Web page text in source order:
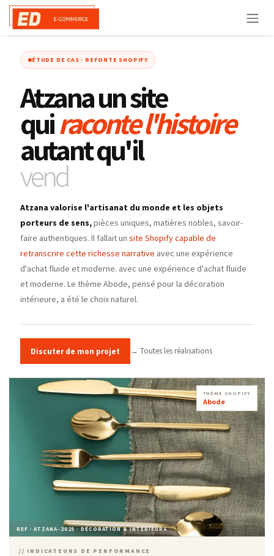
Se rendre au contenu
ÉTUDE DE CAS · REFONTE SHOPIFY
Atzana un site
quiraconte l'histoire
autant qu'il
vend
Atzana valorise l'artisanat du monde et les objets
porteurs de sens,pièces uniques, matières nobles, savoir-
faire authentiques. Il fallait un site Shopify capable de
retranscrire cette richesse narrative avec une expérience
d'achat fluide et moderne. avec une expérience d'achat fluide
et moderne. Le thème Abode, pensé pour la décoration
intérieure, a été le choix naturel.
Discuter de mon projet → Toutes les réalisations
THÈME SHOPIFY
Abode
REF · ATZANA-2025 · DÉCORATION & INTÉRIEURS
// INDICATEURS DE PERFORMANCE